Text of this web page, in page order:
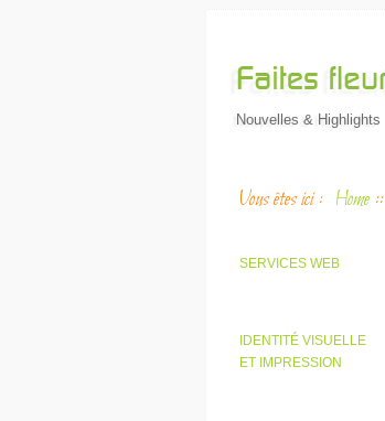
Nouvelles & Highlights
Vous êtes ici : Home ::
SERVICES WEB
IDENTITÉ VISUELLE
ET IMPRESSION